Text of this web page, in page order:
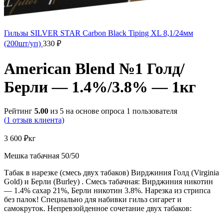
Гильзы SILVER STAR Carbon Black Tiping XL 8,1/24мм
(200шт/уп) 330 ₽
American Blend №1 Голд/
Берли — 1.4%/3.8% — 1кг
Рейтинг 5.00 из 5 на основе опроса 1 пользователя
(1 отзыв клиента)
3 600 ₽кг
Мешка табачная 50/50
Табак в нарезке (смесь двух табаков) Вирджиния Голд (Virginia
Gold) и Берли (Burley) . Смесь табачная: Вирджиния никотин
— 1.4% сахар 21%, Берли никотин 3.8%. Нарезка из стрипса
без палок! Специально для набивки гильз сигарет и
самокруток. Непревзойденное сочетание двух табаков: